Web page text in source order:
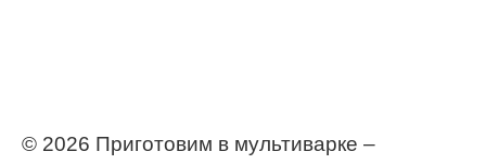
© 2026 Приготовим в мультиварке –